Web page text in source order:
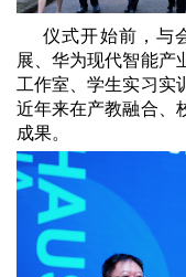
仪式开始前，与
展、华为现代智能产
工作室、学生实习实
近年来在产教融合、
成果。